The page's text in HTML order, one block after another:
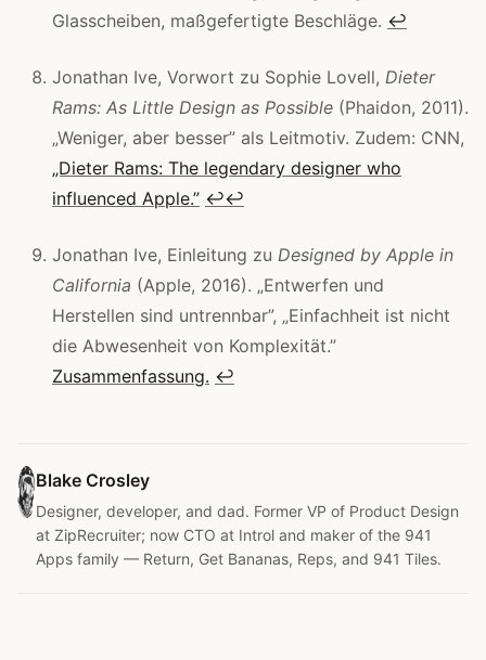
Glasscheiben, maßgefertigte Beschläge. ↩
Jonathan Ive, Vorwort zu Sophie Lovell, Dieter
Rams: As Little Design as Possible (Phaidon, 2011).
„Weniger, aber besser” als Leitmotiv. Zudem: CNN,
„Dieter Rams: The legendary designer who
influenced Apple.” ↩↩
Jonathan Ive, Einleitung zu Designed by Apple in
California (Apple, 2016). „Entwerfen und
Herstellen sind untrennbar”, „Einfachheit ist nicht
die Abwesenheit von Komplexität.”
Zusammenfassung. ↩
Blake Crosley
Designer, developer, and dad. Former VP of Product Design
at ZipRecruiter; now CTO at Introl and maker of the 941
Apps family — Return, Get Bananas, Reps, and 941 Tiles.